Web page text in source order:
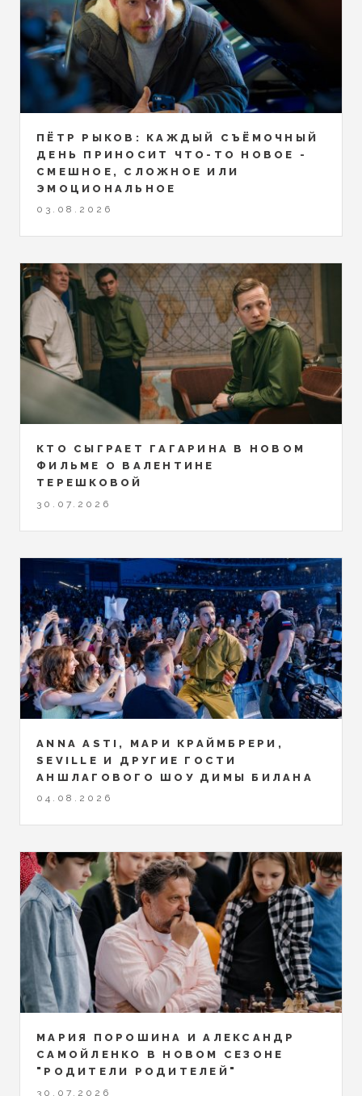
ПЁТР РЫКОВ: КАЖДЫЙ СЪЁМОЧНЫЙ
ДЕНЬ ПРИНОСИТ ЧТО-ТО НОВОЕ -
СМЕШНОЕ, СЛОЖНОЕ ИЛИ
ЭМОЦИОНАЛЬНОЕ
03.08.2026
КТО СЫГРАЕТ ГАГАРИНА В НОВОМ
ФИЛЬМЕ О ВАЛЕНТИНЕ
ТЕРЕШКОВОЙ
30.07.2026
ANNA ASTI, МАРИ КРАЙМБРЕРИ,
SEVILLE И ДРУГИЕ ГОСТИ
АНШЛАГОВОГО ШОУ ДИМЫ БИЛАНА
04.08.2026
МАРИЯ ПОРОШИНА И АЛЕКСАНДР
САМОЙЛЕНКО В НОВОМ СЕЗОНЕ
"РОДИТЕЛИ РОДИТЕЛЕЙ"
30.07.2026